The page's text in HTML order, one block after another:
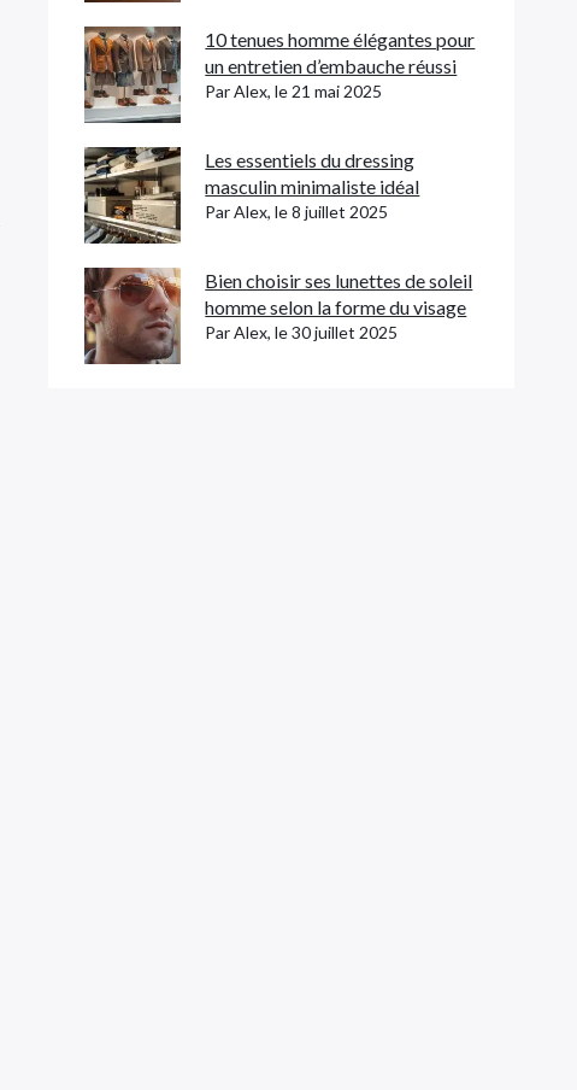
10 tenues homme élégantes pour
un entretien d’embauche réussi
Par Alex, le 21 mai 2025
Les essentiels du dressing
masculin minimaliste idéal
Par Alex, le 8 juillet 2025
Bien choisir ses lunettes de soleil
homme selon la forme du visage
Par Alex, le 30 juillet 2025